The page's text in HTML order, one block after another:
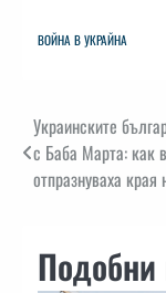
ВОЙНА В УКРАЙНА
Навигация
Украинските
с Баба Марта: как
отпразнуваха края